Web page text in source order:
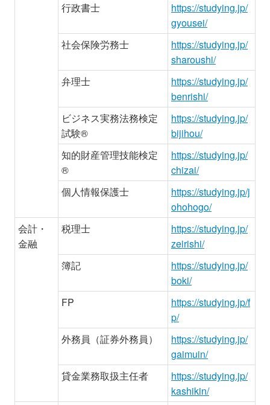
行政書士
https://studying.jp/
gyousei/
社会保険労務士
https://studying.jp/
sharoushi/
弁理士
https://studying.jp/
benrishi/
ビジネス実務法務検定
試験®
https://studying.jp/
bijihou/
知的財産管理技能検定
®
https://studying.jp/
chizai/
個人情報保護士
https://studying.jp/j
ohohogo/
会計・
金融
税理士
https://studying.jp/
zeirishi/
簿記
https://studying.jp/
boki/
FP
https://studying.jp/f
p/
外務員（証券外務員）
https://studying.jp/
gaimuin/
貸金業務取扱主任者
https://studying.jp/
kashikin/